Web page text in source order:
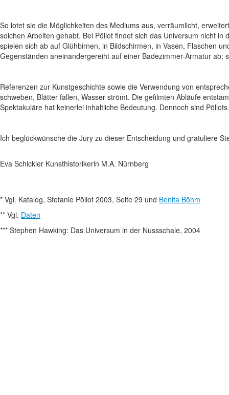
So lotet sie die Möglichkeiten des Mediums aus, verräumlicht,
solchen Arbeiten gehabt. Bei Pöllot findet sich das Universum nicht
spielen sich ab auf Glühbirnen, in Bildschirmen, in Vasen, Flaschen
Gegenständen aneinandergereiht auf einer Badezimmer-Armatur
Referenzen zur Kunstgeschichte sowie die Verwendung von
schweben, Blätter fallen, Wasser strömt. Die gefilmten Abläufe
Spektakuläre hat keinerlei inhaltliche Bedeutung. Dennoch sind
Ich beglückwünsche die Jury zu dieser Entscheidung und gratuliere
Eva Schickler Kunsthistorikerin M.A. Nürnberg
* Vgl. Katalog, Stefanie Pöllot 2003, Seite 29 und Benita Böhm
** Vgl. Daten
*** Stephen Hawking: Das Universum in der Nussschale, 2004